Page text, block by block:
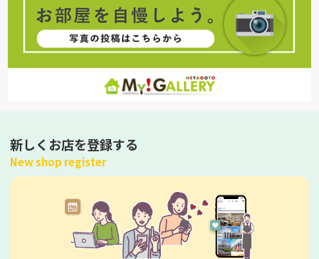
新しくお店を登録する
New shop register